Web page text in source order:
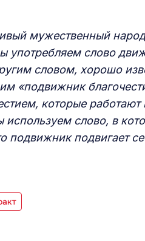
мужественный
употребляем слово
словом, хорошо
«подвижник
которые
слово, в
подвижник подвигает